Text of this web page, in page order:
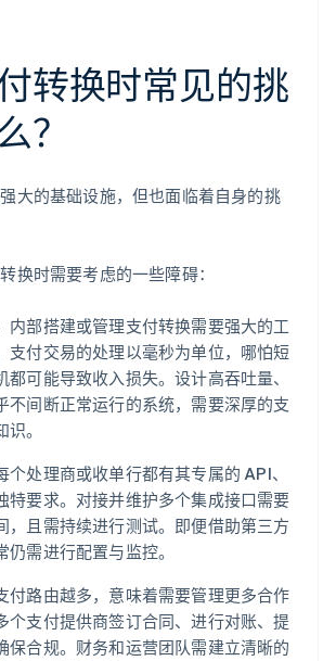
转换时常见的挑
？
大的基础设施，但也面临着自身的挑
换时需要考虑的一些障碍：
内部搭建或管理支付转换需要强大的工
支付交易的处理以毫秒为单位，哪怕短
都可能导致收入损失。设计高吞吐量、
不间断正常运行的系统，需要深厚的支
。
个处理商或收单行都有其专属的 API、
特要求。对接并维护多个集成接口需要
，且需持续进行测试。即便借助第三方
仍需进行配置与监控。
付路由越多，意味着需要管理更多合作
支付提供商签订合同、进行对账、提
保合规。财务和运营团队需建立清晰的